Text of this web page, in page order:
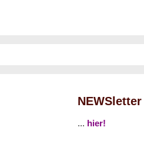
NEWSletter
... hier!